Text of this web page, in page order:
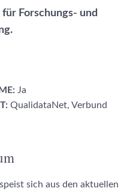
Forschungs- und
Ja
QualidataNet, Verbund
sich aus den aktuellen